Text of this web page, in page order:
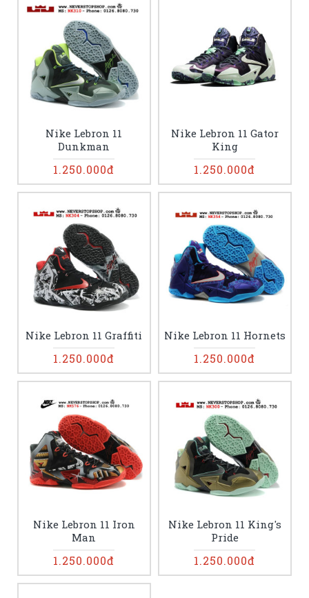
Nike Lebron 11
Dunkman
1.250.000đ
Nike Lebron 11 Gator
King
1.250.000đ
Nike Lebron 11 Graffiti
1.250.000đ
Nike Lebron 11 Hornets
1.250.000đ
Nike Lebron 11 Iron
Man
1.250.000đ
Nike Lebron 11 King's
Pride
1.250.000đ